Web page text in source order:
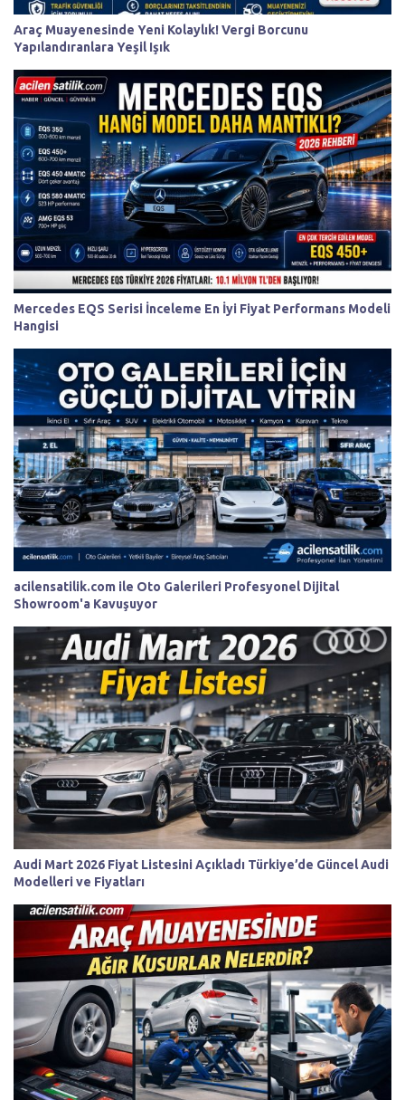
Araç Muayenesinde Yeni Kolaylık! Vergi Borcunu
Yapılandıranlara Yeşil Işık
Mercedes EQS Serisi İnceleme En İyi Fiyat Performans Modeli
Hangisi
acilensatilik.com ile Oto Galerileri Profesyonel Dijital
Showroom'a Kavuşuyor
Audi Mart 2026 Fiyat Listesini Açıkladı Türkiye’de Güncel Audi
Modelleri ve Fiyatları